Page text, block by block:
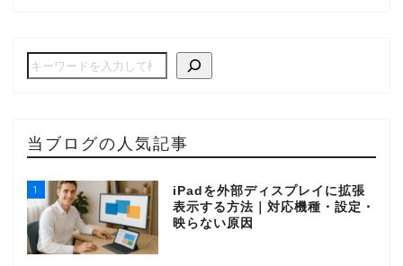
当ブログの人気記事
1
iPadを外部ディスプレイに拡張
表示する方法｜対応機種・設定・
映らない原因